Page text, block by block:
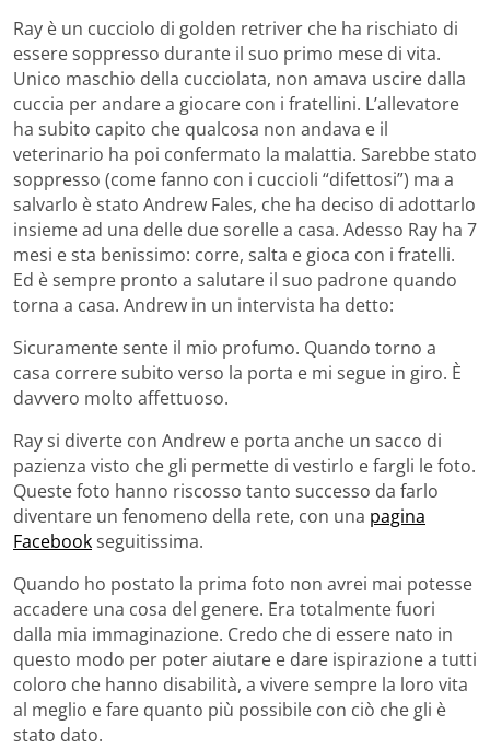
Ray è un cucciolo di golden retriver che ha rischiato di
essere soppresso durante il suo primo mese di vita.
Unico maschio della cucciolata, non amava uscire dalla
cuccia per andare a giocare con i fratellini. L’allevatore
ha subito capito che qualcosa non andava e il
veterinario ha poi confermato la malattia. Sarebbe stato
soppresso (come fanno con i cuccioli “difettosi”) ma a
salvarlo è stato Andrew Fales, che ha deciso di adottarlo
insieme ad una delle due sorelle a casa. Adesso Ray ha 7
mesi e sta benissimo: corre, salta e gioca con i fratelli.
Ed è sempre pronto a salutare il suo padrone quando
torna a casa. Andrew in un intervista ha detto:
Sicuramente sente il mio profumo. Quando torno a
casa correre subito verso la porta e mi segue in giro. È
davvero molto affettuoso.
Ray si diverte con Andrew e porta anche un sacco di
pazienza visto che gli permette di vestirlo e fargli le foto.
Queste foto hanno riscosso tanto successo da farlo
diventare un fenomeno della rete, con una pagina
Facebookseguitissima.
Quando ho postato la prima foto non avrei mai potesse
accadere una cosa del genere. Era totalmente fuori
dalla mia immaginazione. Credo che di essere nato in
questo modo per poter aiutare e dare ispirazione a tutti
coloro che hanno disabilità, a vivere sempre la loro vita
al meglio e fare quanto più possibile con ciò che gli è
stato dato.